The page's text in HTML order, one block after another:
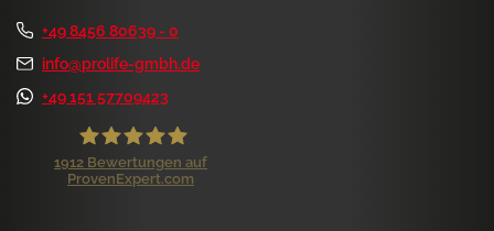
+49 8456 80639 - 0
info@prolife-gmbh.de
+49 151 57709423
1912 Bewertungen auf
ProvenExpert.com